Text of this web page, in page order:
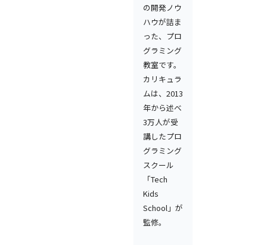
の開発ノウ
ハウが詰ま
った、プロ
グラミング
教室です。
カリキュラ
ムは、2013
年から述べ
3万人が受
講したプロ
グラミング
スクール
「Tech
Kids
School」が
監修。